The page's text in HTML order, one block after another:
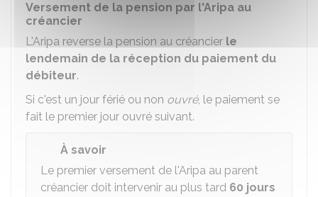
Versement de la pension par l'Aripa au
créancier
L'Aripa reverse la pension au créancier le
lendemain de la réception du paiement du
débiteur.
Si c'est un jour férié ou non ouvré, le paiement se
fait le premier jour ouvré suivant.
À savoir
Le premier versement de l'Aripa au parent
créancier doit intervenir au plus tard 60 jours